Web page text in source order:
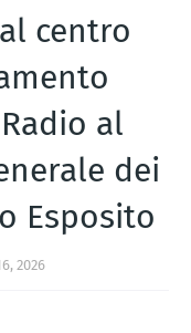
centro
al
dei
Esposito
2026